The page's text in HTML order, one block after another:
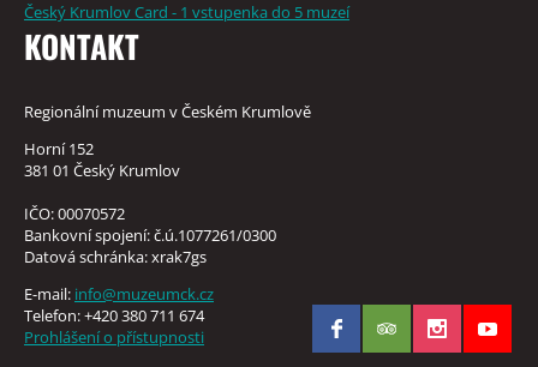
Český Krumlov Card - 1 vstupenka do 5 muzeí
KONTAKT
Regionální muzeum v Českém Krumlově
Horní 152
381 01 Český Krumlov
IČO: 00070572
Bankovní spojení: č.ú.1077261/0300
Datová schránka: xrak7gs
E-mail: info@muzeumck.cz
Telefon: +420 380 711 674
Prohlášení o přístupnosti